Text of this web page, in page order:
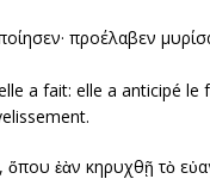
προέλαβεν
a fait: elle a anticipé
ἐὰν κηρυχθῇ τὸ